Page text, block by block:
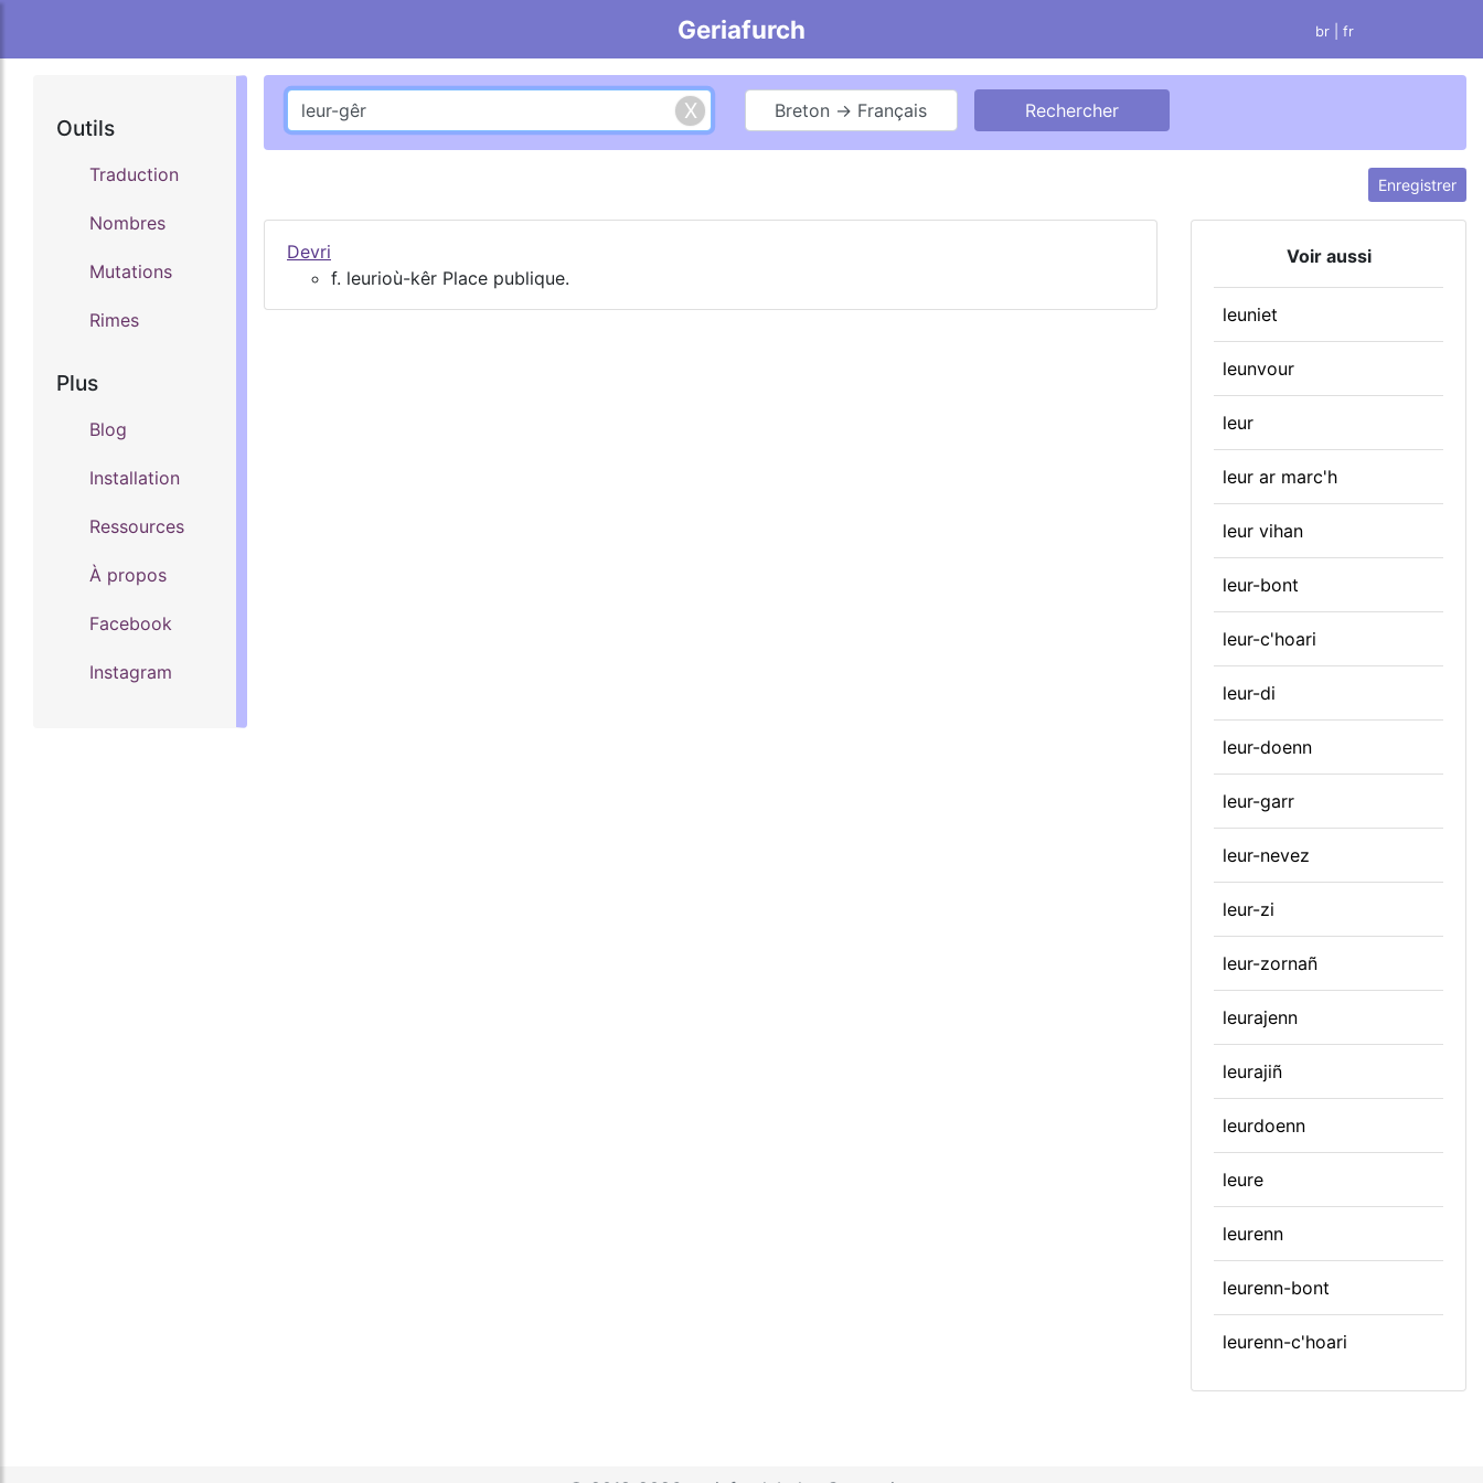
Geriafurch br | fr
Outils
Traduction
Nombres
Mutations
Rimes
Plus
Blog
Installation
Ressources
À propos
Facebook
Instagram
Breton → Français
Enregistrer
Devri
f. leurioù-kêr Place publique.
Voir aussi
leuniet
leunvour
leur
leur ar marc'h
leur vihan
leur-bont
leur-c'hoari
leur-di
leur-doenn
leur-garr
leur-nevez
leur-zi
leur-zornañ
leurajenn
leurajiñ
leurdoenn
leure
leurenn
leurenn-bont
leurenn-c'hoari